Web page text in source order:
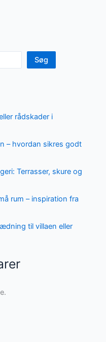
Søg
rådskader i
– hvordan sikres godt
Terrasser, skure og
rum – inspiration fra
til villaen eller